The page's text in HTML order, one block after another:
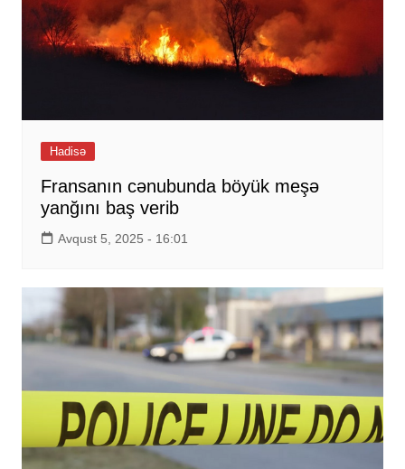
Hadisə
Fransanın cənubunda böyük meşə
yanğını baş verib
Avqust 5, 2025 - 16:01